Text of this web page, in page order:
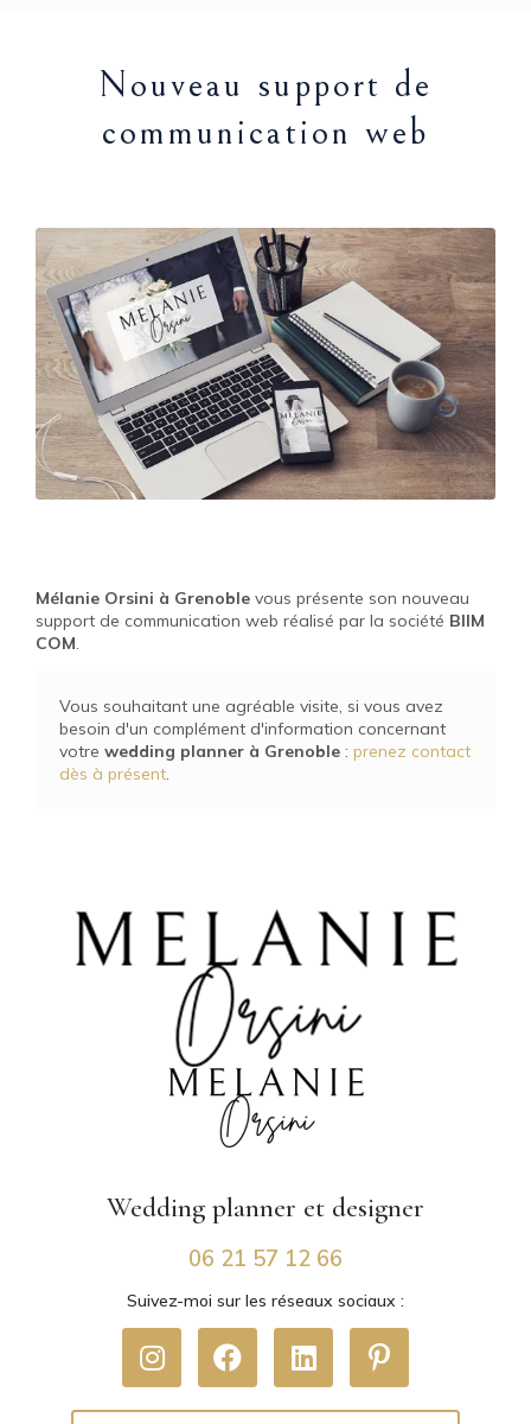
Nouveau support de
communication web
Mélanie Orsini à Grenoble vous présente son nouveau
support de communication web réalisé par la société BIIM
COM.
Vous souhaitant une agréable visite, si vous avez
besoin d'un complément d'information concernant
votre wedding planner à Grenoble : prenez contact
dès à présent.
Wedding planner et designer
06 21 57 12 66
Suivez-moi sur les réseaux sociaux :